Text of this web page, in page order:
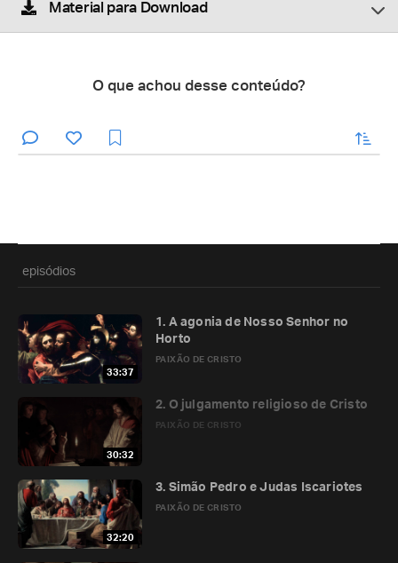
Material para Download
O que achou desse conteúdo?
enviar
episódios
33:37
PAIXÃO DE CRISTO
1. A agonia de Nosso Senhor no
Horto
30:32
PAIXÃO DE CRISTO
2. O julgamento religioso de Cristo
32:20
PAIXÃO DE CRISTO
3. Simão Pedro e Judas Iscariotes